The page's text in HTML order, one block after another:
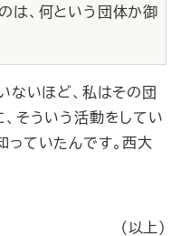
は、何という団体か御
ないほど、私はその団
そういう活動をしてい
っていたんです。西大
（以上）